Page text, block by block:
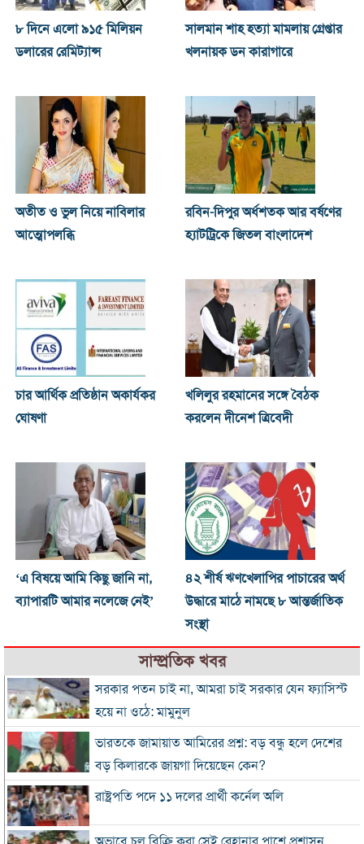
৮ দিনে এলো ৯১৫ মিলিয়ন
ডলারের রেমিট্যান্স
সালমান শাহ হত্যা মামলায় গ্রেপ্তার
খলনায়ক ডন কারাগারে
অতীত ও ভুল নিয়ে নাবিলার
আত্মোপলব্ধি
রবিন-দিপুর অর্ধশতক আর বর্ষণের
হ্যাটট্রিকে জিতল বাংলাদেশ
চার আর্থিক প্রতিষ্ঠান অকার্যকর
ঘোষণা
খ‌লিলুর রহমানের সঙ্গে বৈঠক
করলেন দীনেশ ত্রিবেদী
‘এ বিষয়ে আমি কিছু জানি না,
ব্যাপারটি আমার নলেজে নেই’
৪২ শীর্ষ ঋণখেলাপির পাচারের অর্থ
উদ্ধারে মাঠে নামছে ৮ আন্তর্জাতিক
সংস্থা
সাম্প্রতিক খবর
সরকার পতন চাই না, আমরা চাই সরকার যেন ফ্যাসিস্ট
হয়ে না ওঠে: মামুনুল
ভারতকে জামায়াত আমিরের প্রশ্ন: বড় বন্ধু হলে দেশের
বড় কিলারকে জায়গা দিয়েছেন কেন?
রাষ্ট্রপতি পদে ১১ দলের প্রার্থী কর্নেল অলি